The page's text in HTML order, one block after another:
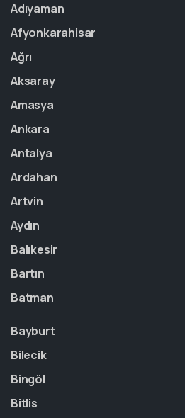
Adıyaman
Afyonkarahisar
Ağrı
Aksaray
Amasya
Ankara
Antalya
Ardahan
Artvin
Aydın
Balıkesir
Bartın
Batman
Bayburt
Bilecik
Bingöl
Bitlis